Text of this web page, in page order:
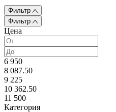
Фильтр
Фильтр
Цена
6 950
8 087.50
9 225
10 362.50
11 500
Категория